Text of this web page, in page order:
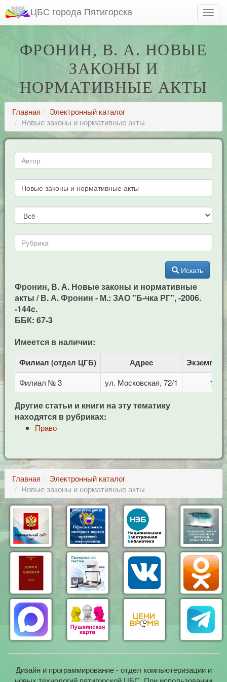
ЦБС города Пятигорска
ФРОНИН, В. А. НОВЫЕ
ЗАКОНЫ И
НОРМАТИВНЫЕ АКТЫ
Главная
Электронный каталог
Новые законы и нормативные акты
Искать
Фронин, В. А. Новые законы и нормативные
акты / В. А. Фронин - М.: ЗАО "Б-чка РГ", -2006.
-144c.
ББК: 67-3
Имеется в наличии:
Филиал (отдел ЦГБ) Адрес
Филиал № 3 ул. Московская, 72/1 1
Другие статьи и книги на эту тематику
находятся в рубриках:
Право
Главная
Электронный каталог
Новые законы и нормативные акты
Дизайн и программирование - отдел компьютеризации и